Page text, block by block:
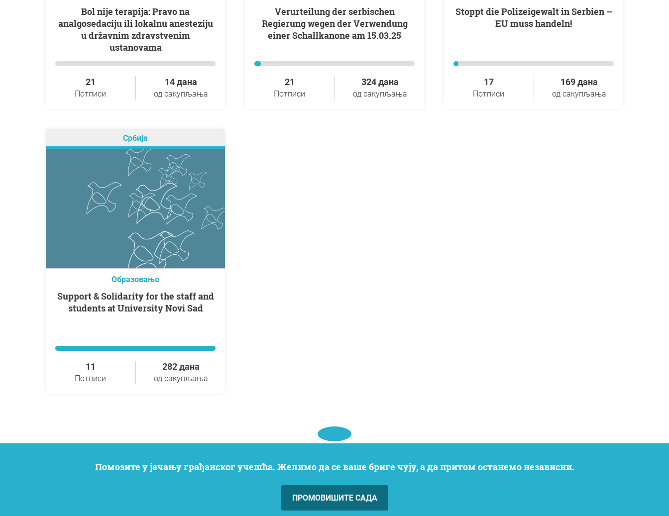
Bol nije terapija: Pravo na
analgosedaciju ili lokalnu anesteziju
u državnim zdravstvenim
ustanovama
21
Потписи
14 дана
од сакупљања
Verurteilung der serbischen
Regierung wegen der Verwendung
einer Schallkanone am 15.03.25
21
Потписи
324 дана
од сакупљања
Stoppt die Polizeigewalt in Serbien –
EU muss handeln!
17
Потписи
169 дана
од сакупљања
Србија
Образовање
Support & Solidarity for the staff and
students at University Novi Sad
11
Потписи
282 дана
од сакупљања
Помозите у јачању грађанског учешћа. Желимо да се ваше бриге чују, а да притом останемо независни.
ПРОМОВИШИТЕ САДА